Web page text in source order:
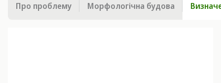
Про проблему Морфологічна будова